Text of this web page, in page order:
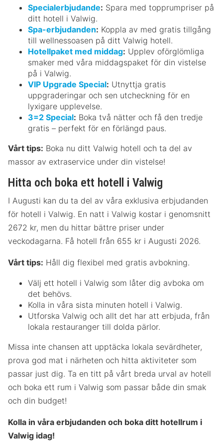
Specialerbjudande: Spara med topprumpriser på
ditt hotell i Valwig.
Spa-erbjudanden: Koppla av med gratis tillgång
till wellnessoasen på ditt Valwig hotell.
Hotellpaket med middag: Upplev oförglömliga
smaker med våra middagspaket för din vistelse
på i Valwig.
VIP Upgrade Special: Utnyttja gratis
uppgraderingar och sen utcheckning för en
lyxigare upplevelse.
3=2 Special: Boka två nätter och få den tredje
gratis – perfekt för en förlängd paus.
Vårt tips: Boka nu ditt Valwig hotell och ta del av
massor av extraservice under din vistelse!
Hitta och boka ett hotell i Valwig
I Augusti kan du ta del av våra exklusiva erbjudanden
för hotell i Valwig. En natt i Valwig kostar i genomsnitt
2672 kr, men du hittar bättre priser under
veckodagarna. Få hotell från 655 kr i Augusti 2026.
Vårt tips: Håll dig flexibel med gratis avbokning.
Välj ett hotell i Valwig som låter dig avboka om
det behövs.
Kolla in våra sista minuten hotell i Valwig.
Utforska Valwig och allt det har att erbjuda, från
lokala restauranger till dolda pärlor.
Missa inte chansen att upptäcka lokala sevärdheter,
prova god mat i närheten och hitta aktiviteter som
passar just dig. Ta en titt på vårt breda urval av hotell
och boka ett rum i Valwig som passar både din smak
och din budget!
Kolla in våra erbjudanden och boka ditt hotellrum i
Valwig idag!